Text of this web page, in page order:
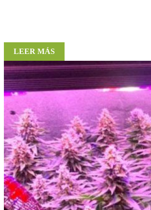
LEER MÁS